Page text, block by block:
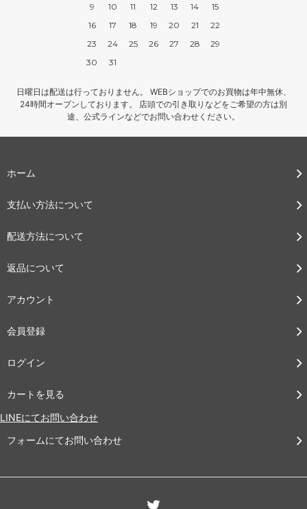
9
10 11 12 13 14
15
16
17 18 19 20 21
22
23
24 25 26 27 28
29
30
31
日曜日は配送は行っておりません。 WEBショップでのお買物は年中無休、
24時間オープンしております。 店頭での引き取りなどをご希望の方は別
途、公式ラインなどでお問い合わせください。
ホーム
支払い方法について
配送方法について
返品について
アカウント
会員登録
ログイン
カートを見る
LINEにてお問い合わせ
フォームにてお問い合わせ